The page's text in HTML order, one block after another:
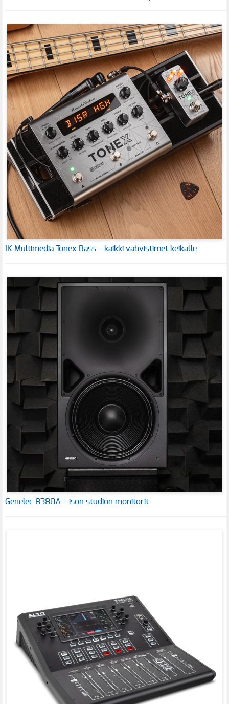
IK Multimedia Tonex Bass – kaikki vahvistimet keikalle
Genelec 8380A – ison studion monitorit